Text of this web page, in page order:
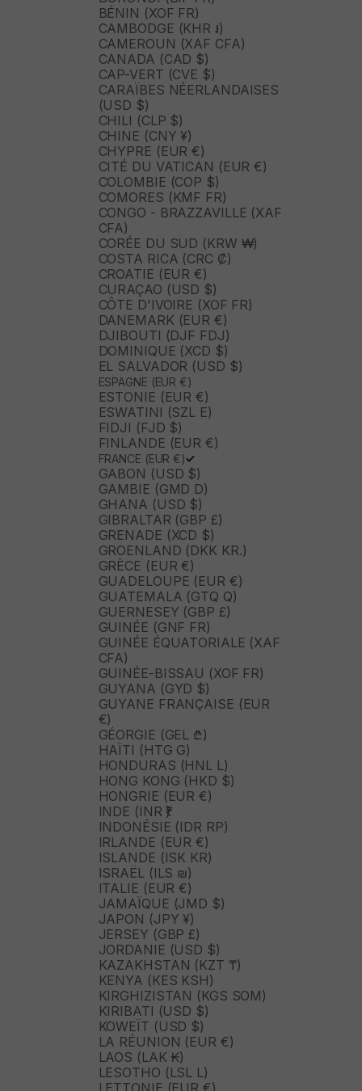
BÉNIN (XOF FR)
CAMBODGE (KHR ៛)
CAMEROUN (XAF CFA)
CANADA (CAD $)
CAP-VERT (CVE $)
CARAÏBES NÉERLANDAISES
(USD $)
CHILI (CLP $)
CHINE (CNY ¥)
CHYPRE (EUR €)
CITÉ DU VATICAN (EUR €)
COLOMBIE (COP $)
COMORES (KMF FR)
CONGO - BRAZZAVILLE (XAF
CFA)
CORÉE DU SUD (KRW ₩)
COSTA RICA (CRC ₡)
CROATIE (EUR €)
CURAÇAO (USD $)
CÔTE D'IVOIRE (XOF FR)
DANEMARK (EUR €)
DJIBOUTI (DJF FDJ)
DOMINIQUE (XCD $)
EL SALVADOR (USD $)
ESPAGNE (EUR €)
ESTONIE (EUR €)
ESWATINI (SZL E)
FIDJI (FJD $)
FINLANDE (EUR €)
FRANCE (EUR €)
GABON (USD $)
GAMBIE (GMD D)
GHANA (USD $)
GIBRALTAR (GBP £)
GRENADE (XCD $)
GROENLAND (DKK KR.)
GRÈCE (EUR €)
GUADELOUPE (EUR €)
GUATEMALA (GTQ Q)
GUERNESEY (GBP £)
GUINÉE (GNF FR)
GUINÉE ÉQUATORIALE (XAF
CFA)
GUINÉE-BISSAU (XOF FR)
GUYANA (GYD $)
GUYANE FRANÇAISE (EUR
€)
GÉORGIE (GEL ₾)
HAÏTI (HTG G)
HONDURAS (HNL L)
HONG KONG (HKD $)
HONGRIE (EUR €)
INDE (INR ₹)
INDONÉSIE (IDR RP)
IRLANDE (EUR €)
ISLANDE (ISK KR)
ISRAËL (ILS ₪)
ITALIE (EUR €)
JAMAÏQUE (JMD $)
JAPON (JPY ¥)
JERSEY (GBP £)
JORDANIE (USD $)
KAZAKHSTAN (KZT ₸)
KENYA (KES KSH)
KIRGHIZISTAN (KGS SOM)
KIRIBATI (USD $)
KOWEÏT (USD $)
LA RÉUNION (EUR €)
LAOS (LAK ₭)
LESOTHO (LSL L)